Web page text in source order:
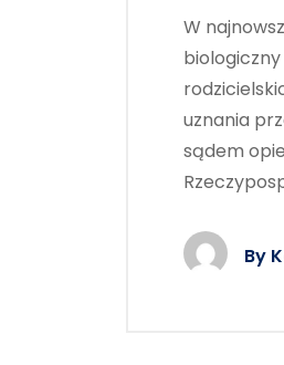
W
uznania
sądem
By